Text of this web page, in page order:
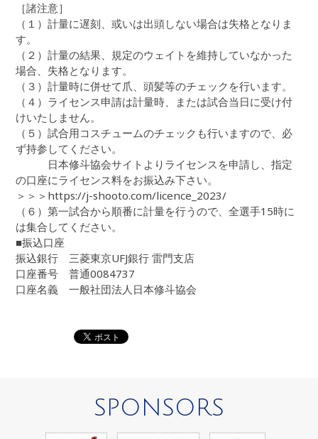
［諸注意］
（１）計量に遅刻、或いは出頭しない場合は失格となりま
す。
（２）計量の結果、規定のウェイトを維持していなかった
場合、失格となります。
（３）計量時に併せて爪、頭髪等のチェックを行います。
（４）ライセンス申請は計量時、または試合当日に受け付
けいたしません。
（５）試合用コスチュームのチェックも行いますので、必
ず持参してください。
日本修斗協会サイトよりライセンスを申請し、指定
の口座にライセンス料をお振込み下さい。
＞＞＞https://j-shooto.com/licence_2023/
（６）第一試合から順番に計量を行うので、全選手15時に
は集合してください。
■振込口座
振込銀行 三菱東京UFJ銀行 雷門支店
口座番号 普通0084737
口座名義 一般社団法人日本修斗協会
SPONSORS